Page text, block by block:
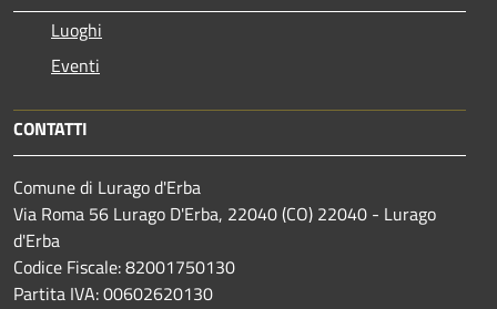
Luoghi
Eventi
CONTATTI
Comune di Lurago d'Erba
Via Roma 56 Lurago D'Erba, 22040 (CO) 22040 - Lurago
d'Erba
Codice Fiscale: 82001750130
Partita IVA: 00602620130